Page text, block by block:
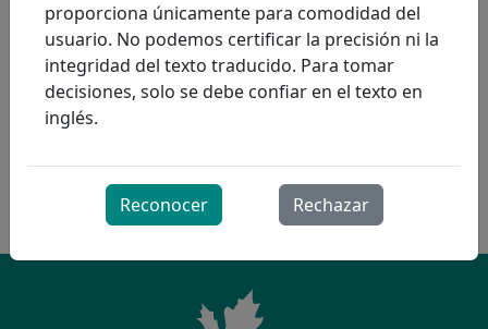
proporciona únicamente para comodidad del
usuario. No podemos certificar la precisión ni la
integridad del texto traducido. Para tomar
decisiones, solo se debe confiar en el texto en
inglés.
Reconocer Rechazar